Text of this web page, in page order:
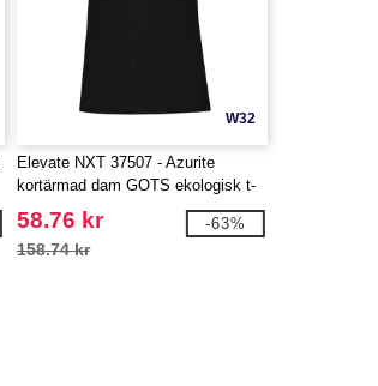
W32
Elevate NXT 37507 - Azurite
kortärmad dam GOTS ekologisk t-
shirt
58.76 kr
158.74 kr
-63%